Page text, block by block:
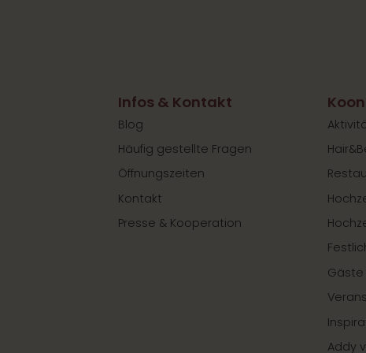
Infos & Kontakt
Blog
Häufig gestellte Fragen
Öffnungszeiten
Kontakt
Presse & Kooperation
Addy